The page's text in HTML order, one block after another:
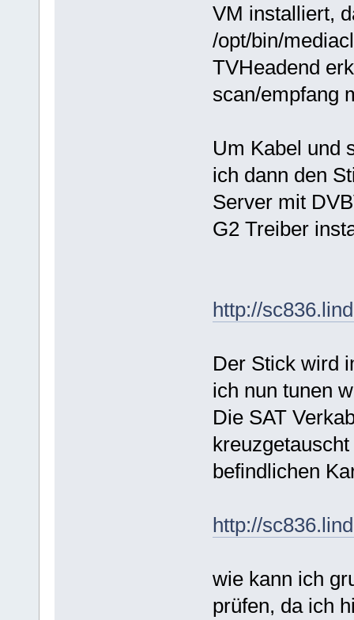
VM installiert,
/opt/bin/
TVHeadend
scan/empfang
Um Kabel und
ich dann den
Server mit
G2 Treiber
http://
Der Stick wird
ich nun tunen
Die SAT
befindlichen
http://
wie kann ich
prüfen, da ich